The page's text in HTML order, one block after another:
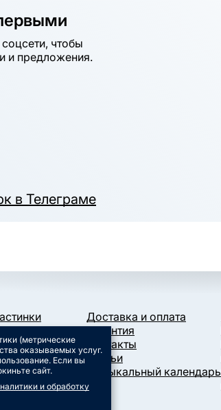
чтобы
и предложения.
в Телеграме
и пакеты
Доставка и оплата
Гарантия
Контакты
Статьи
Музыкальный календарь
(метрические
оказываемых услуг.
Если вы
сайт.
и обработку